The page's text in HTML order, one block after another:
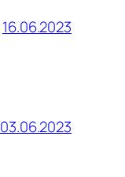
16.06.2023
03.06.2023